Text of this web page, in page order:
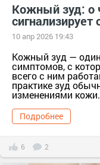
Кожный зуд: о
сигнализирует
10 апр 2026 19:43
Кожный зуд —
симптомов, с
всего с ним
практике зуд
изменениями
Подробнее
6 2